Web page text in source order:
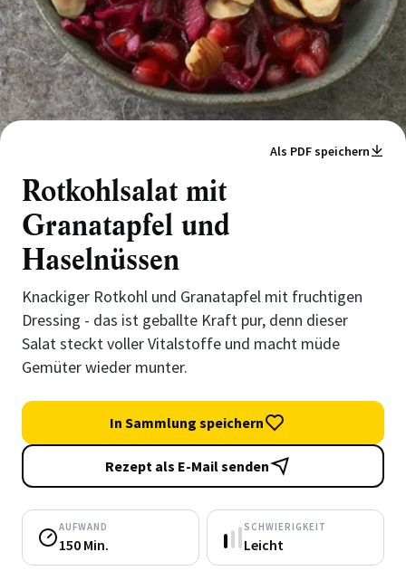
Als PDF speichern
Rotkohlsalat mit
Granatapfel und
Haselnüssen
Knackiger Rotkohl und Granatapfel mit fruchtigen
Dressing - das ist geballte Kraft pur, denn dieser
Salat steckt voller Vitalstoffe und macht müde
Gemüter wieder munter.
In Sammlung speichern
Rezept als E-Mail senden
AUFWAND
150 Min.
SCHWIERIGKEIT
Leicht